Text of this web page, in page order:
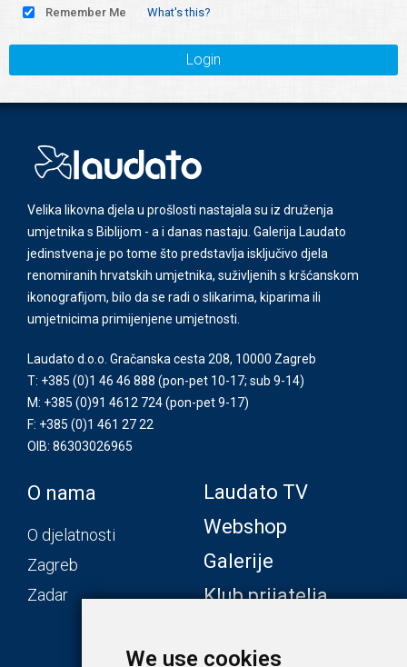
We use cookies
Remember Me What's this?
Login
Velika likovna djela u prošlosti nastajala su iz druženja
umjetnika s Biblijom - a i danas nastaju. Galerija Laudato
jedinstvena je po tome što predstavlja isključivo djela
renomiranih hrvatskih umjetnika, suživljenih s kršćanskom
ikonografijom, bilo da se radi o slikarima, kiparima ili
umjetnicima primijenjene umjetnosti.
Laudato d.o.o. Gračanska cesta 208, 10000 Zagreb
T: +385 (0)1 46 46 888 (pon-pet 10-17; sub 9-14)
M: +385 (0)91 4612 724(pon-pet 9-17)
F: +385 (0)1 461 27 22
OIB: 86303026965
O nama
O djelatnosti
Zagreb
Zadar
Laudato TV
Webshop
Galerije
Klub prijatelja